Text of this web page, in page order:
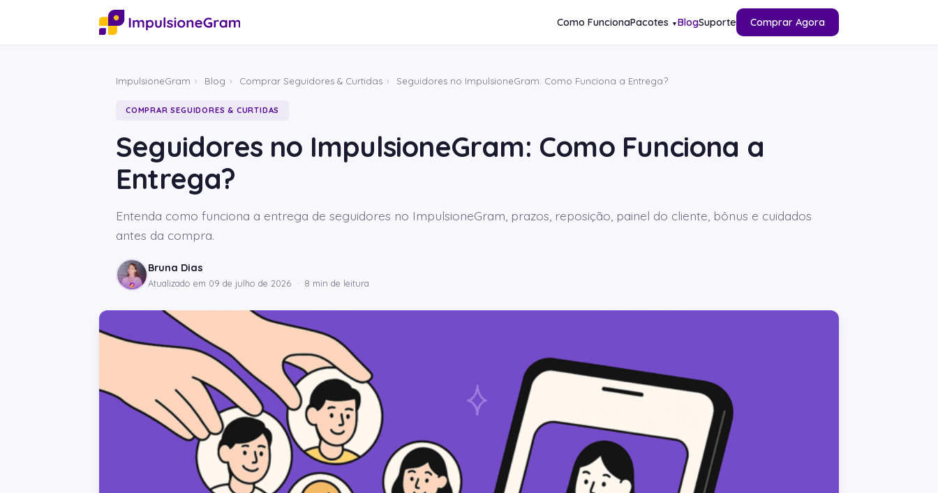
Como FuncionaPacotes ▼BlogSuporte Comprar Agora
ImpulsioneGram › Blog › Comprar Seguidores & Curtidas › Seguidores no ImpulsioneGram: Como Funciona a Entrega?
COMPRAR SEGUIDORES & CURTIDAS
Seguidores no ImpulsioneGram: Como Funciona a
Entrega?
Entenda como funciona a entrega de seguidores no ImpulsioneGram, prazos, reposição, painel do cliente, bônus e cuidados
antes da compra.
Bruna Dias
Atualizado em 09 de julho de 2026 · 8 min de leitura